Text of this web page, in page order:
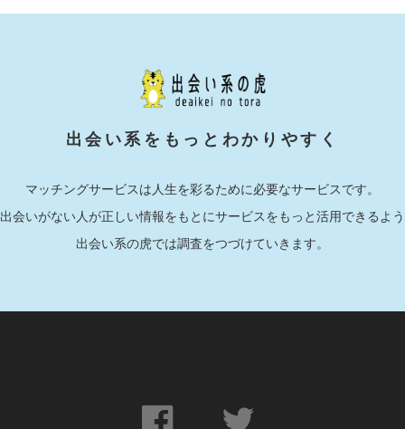
出会い系をもっとわかりやすく
マッチングサービスは人生を彩るために必要なサービスです。
出会いがない人が正しい情報をもとにサービスをもっと活用できるよう
出会い系の虎では調査をつづけていきます。